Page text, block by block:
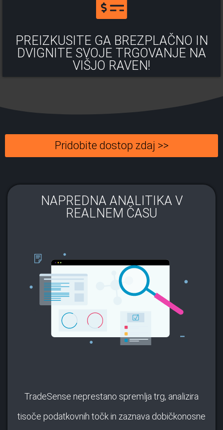
PREIZKUSITE GA BREZPLAČNO IN
DVIGNITE SVOJE TRGOVANJE NA
VIŠJO RAVEN!
Pridobite dostop zdaj >>
NAPREDNA ANALITIKA V
REALNEM ČASU
TradeSense neprestano spremlja trg, analizira
tisoče podatkovnih točk in zaznava dobičkonosne